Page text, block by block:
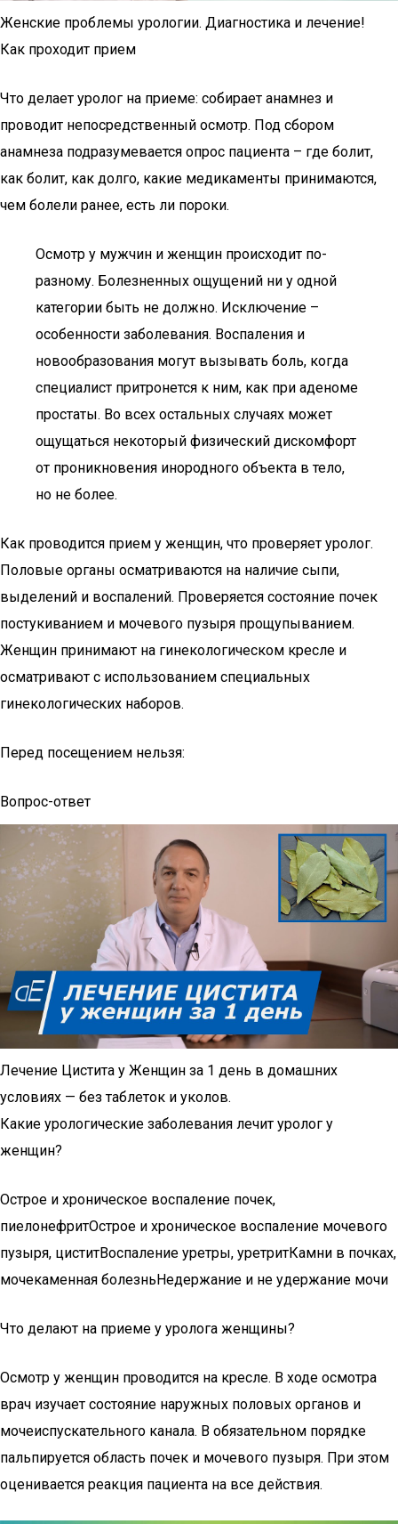
Женские проблемы урологии. Диагностика и лечение!
Как проходит прием
Что делает уролог на приеме: собирает анамнез и
проводит непосредственный осмотр. Под сбором
анамнеза подразумевается опрос пациента – где болит,
как болит, как долго, какие медикаменты принимаются,
чем болели ранее, есть ли пороки.
Осмотр у мужчин и женщин происходит по-
разному. Болезненных ощущений ни у одной
категории быть не должно. Исключение –
особенности заболевания. Воспаления и
новообразования могут вызывать боль, когда
специалист притронется к ним, как при аденоме
простаты. Во всех остальных случаях может
ощущаться некоторый физический дискомфорт
от проникновения инородного объекта в тело,
но не более.
Как проводится прием у женщин, что проверяет уролог.
Половые органы осматриваются на наличие сыпи,
выделений и воспалений. Проверяется состояние почек
постукиванием и мочевого пузыря прощупыванием.
Женщин принимают на гинекологическом кресле и
осматривают с использованием специальных
гинекологических наборов.
Перед посещением нельзя:
Вопрос-ответ
Лечение Цистита у Женщин за 1 день в домашних
условиях — без таблеток и уколов.
Какие урологические заболевания лечит уролог у
женщин?
Острое и хроническое воспаление почек,
пиелонефритОстрое и хроническое воспаление мочевого
пузыря, циститВоспаление уретры, уретритКамни в почках,
мочекаменная болезньНедержание и не удержание мочи
Что делают на приеме у уролога женщины?
Осмотр у женщин проводится на кресле. В ходе осмотра
врач изучает состояние наружных половых органов и
мочеиспускательного канала. В обязательном порядке
пальпируется область почек и мочевого пузыря. При этом
оценивается реакция пациента на все действия.